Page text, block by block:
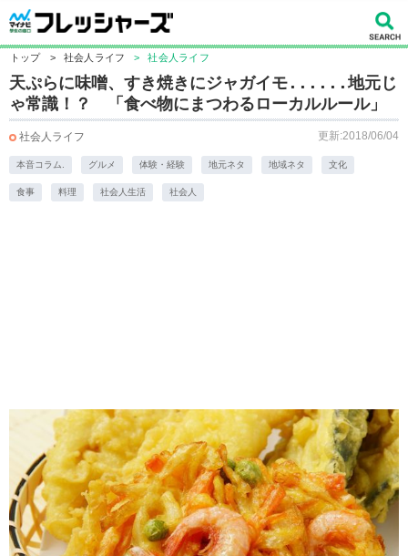
トップ > 社会人ライフ > 社会人ライフ
天ぷらに味噌、すき焼きにジャガイモ......地元じ
ゃ常識！？ 「食べ物にまつわるローカルルール」
社会人ライフ 更新:2018/06/04
本音コラム. グルメ 体験・経験 地元ネタ 地域ネタ 文化
食事 料理 社会人生活 社会人